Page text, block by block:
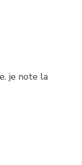
je note la